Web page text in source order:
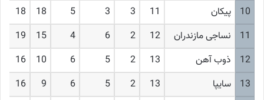
10
پیکان 11
3
3
5
18
18
11
نساجی مازندران 12
2
6
4
15
19
12
ذوب آهن 13
2
5
6
10
16
13
سایپا 13
2
5
6
9
16